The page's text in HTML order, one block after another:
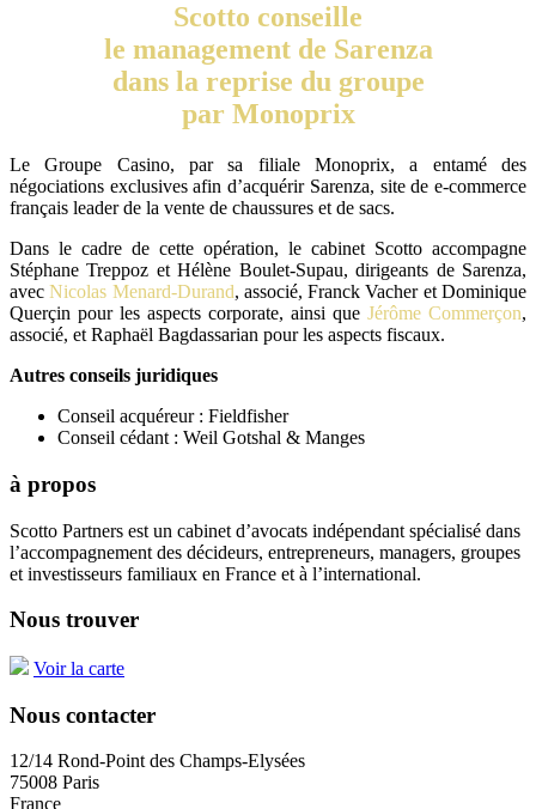
Scotto conseille
le management de Sarenza
dans la reprise du groupe
par Monoprix
Le Groupe Casino, par sa filiale Monoprix, a entamé des
négociations exclusives afin d’acquérir Sarenza, site de e-commerce
français leader de la vente de chaussures et de sacs.
Dans le cadre de cette opération, le cabinet Scotto accompagne
Stéphane Treppoz et Hélène Boulet-Supau, dirigeants de Sarenza,
avecNicolas Menard-Durand, associé, Franck Vacher et Dominique
Querçin pour les aspects corporate, ainsi que Jérôme Commerçon,
associé, et Raphaël Bagdassarian pour les aspects fiscaux.
Autres conseils juridiques
Conseil acquéreur : Fieldfisher
Conseil cédant : Weil Gotshal & Manges
à propos
Scotto Partners est un cabinet d’avocats indépendant spécialisé dans
l’accompagnement des décideurs, entrepreneurs, managers, groupes
et investisseurs familiaux en France et à l’international.
Nous trouver
Voir la carte
Nous contacter
12/14 Rond-Point des Champs-Elysées
75008 Paris
France